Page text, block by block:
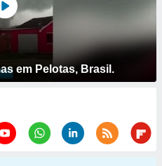
em Pelotas, Brasil.